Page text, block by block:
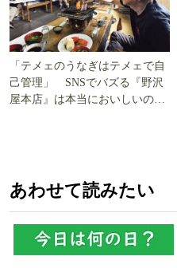
「テメェのうなぎはテメェで自
己管理」 SNSでバズる『野沢
屋本店』は本当においしいの
あわせて読みたい